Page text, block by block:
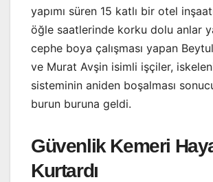
yapımı süren 15 katlı bir otel
öğle saatlerinde korku dolu anlar
cephe boya çalışması yapan
ve Murat Avşin isimli işçiler,
sisteminin aniden boşalması
burun buruna geldi.
Güvenlik Kemeri
Kurtardı